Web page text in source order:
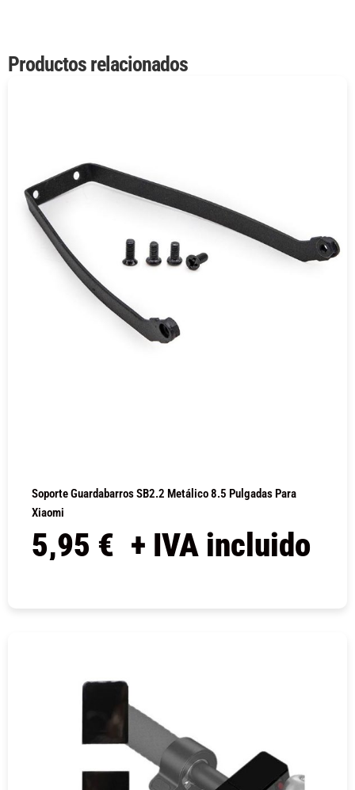
Productos relacionados
Soporte Guardabarros SB2.2 Metálico 8.5 Pulgadas Para
Xiaomi
5,95 € + IVA incluido